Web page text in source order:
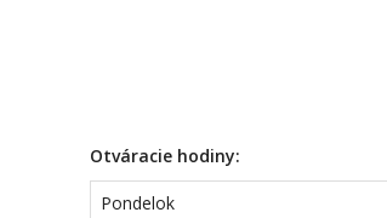
Otváracie hodiny:
Pondelok